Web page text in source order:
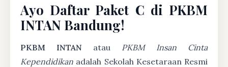
Ayo Daftar Paket C di PKBM
INTAN Bandung!
PKBM INTAN atau PKBM Insan Cinta
Kependidikan adalah Sekolah Kesetaraan Resmi